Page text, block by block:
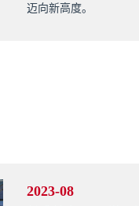
迈向新高度。
2023-08